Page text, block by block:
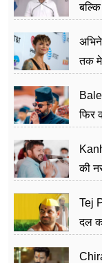
तक
फिर
की
Tej
दल